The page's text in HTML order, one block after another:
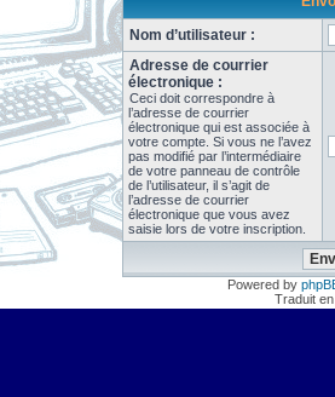
Nom d’utilisateur :
Adresse de courrier
électronique :
Ceci doit correspondre à
l’adresse de courrier
électronique qui est associée à
votre compte. Si vous ne l’avez
pas modifié par l’intermédiaire
de votre panneau de contrôle
de l’utilisateur, il s’agit de
l’adresse de courrier
électronique que vous avez
saisie lors de votre inscription.
Powered by
Traduit